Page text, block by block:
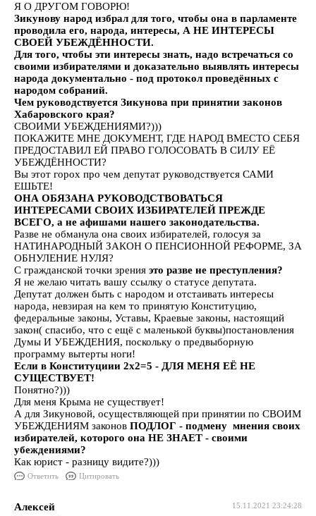
Я О ДРУГОМ ГОВОРЮ!
Зикунову народ избрал для того, чтобы она в парламенте
проводила его, народа, интересы, А НЕ ИНТЕРЕСЫ
СВОЕЙ УБЕЖДЁННОСТИ.
Для того, чтобы эти интересы знать, надо встречаться со
своими избирателями и доказательно выявлять интересы
народа документально - под протокол проведённых с
народом собраний.
Чем руководствуется Зикунова при принятии законов
Хабаровского края?
СВОИМИ УБЕЖДЕНИЯМИ?)))
ПОКАЖИТЕ МНЕ ДОКУМЕНТ, ГДЕ НАРОД ВМЕСТО СЕБЯ
ПРЕДОСТАВИЛ ЕЙ ПРАВО ГОЛОСОВАТЬ В СИЛУ ЕЁ
УБЕЖДЁННОСТИ?
Вы этот горох про чем депутат руководствуется САМИ
ЕШЬТЕ!
ОНА ОБЯЗАНА РУКОВОДСТВОВАТЬСЯ
ИНТЕРЕСАМИ СВОИХ ИЗБИРАТЕЛЕЙ ПРЕЖДЕ
ВСЕГО, а не афишами нашего законодательства.
Разве не обманула она своих избирателей, голосуя за
НАТИНАРОДНЫЙ ЗАКОН О ПЕНСИОННОЙ РЕФОРМЕ, ЗА
ОБНУЛЕНИЕ НУЛЯ?
С гражданской точки зрения это разве не преступления?
Я не желаю читать вашу ссылку о статусе депутата.
Депутат должен быть с народом и отстаивать интересы
народа, невзирая на кем то принятую Конституцию,
федеральные законы, Уставы, Краевые законы, настоящий
закон( спасибо, что с ещё с маленькой буквы)постановления
Думы И УБЕЖДЕНИЯ, поскольку о предвыборную
программу вытерты ноги!
Если в Конституциии 2х2=5 - ДЛЯ МЕНЯ ЕЁ НЕ
СУЩЕСТВУЕТ!
Понятно?)))
Для меня Крыма не существует!
А для Зикуновой, осуществляющей при принятии по СВОИМ
УБЕЖДЕНИЯМ законов ПОДЛОГ - подмену мнения своих
избирателей, которого она НЕ ЗНАЕТ - своими
убеждениями?
Как юрист - разницу видите?)))
Ответить Цитировать
15.11.2021 23:24:28
Алексей